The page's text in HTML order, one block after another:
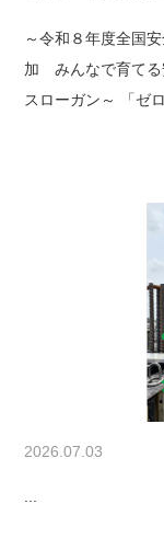
～令和８年度全国
加 みんなで育てる
スローガン～ 「ゼ
2026.07.03